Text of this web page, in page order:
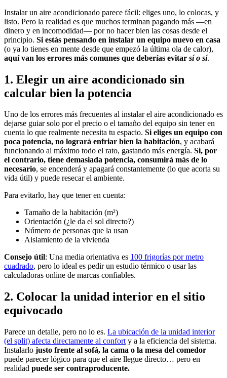
Instalar un aire acondicionado parece fácil: eliges uno, lo colocas, y
listo. Pero la realidad es que muchos terminan pagando más —en
dinero y en incomodidad— por no hacer bien las cosas desde el
principio. Si estás pensando en instalar un equipo nuevo en casa
(o ya lo tienes en mente desde que empezó la última ola de calor),
aquí van los errores más comunes que deberías evitar sí o sí.
1. Elegir un aire acondicionado sin
calcular bien la potencia
Uno de los errores más frecuentes al instalar el aire acondicionado es
dejarse guiar solo por el precio o el tamaño del equipo sin tener en
cuenta lo que realmente necesita tu espacio. Si eliges un equipo con
poca potencia, no logrará enfriar bien la habitación, y acabará
funcionando al máximo todo el rato, gastando más energía. Si, por
el contrario, tiene demasiada potencia, consumirá más de lo
necesario, se encenderá y apagará constantemente (lo que acorta su
vida útil) y puede resecar el ambiente.
Para evitarlo, hay que tener en cuenta:
Tamaño de la habitación (m²)
Orientación (¿le da el sol directo?)
Número de personas que la usan
Aislamiento de la vivienda
Consejo útil: Una media orientativa es 100 frigorías por metro
cuadrado, pero lo ideal es pedir un estudio térmico o usar las
calculadoras online de marcas confiables.
2. Colocar la unidad interior en el sitio
equivocado
Parece un detalle, pero no lo es. La ubicación de la unidad interior
(el split) afecta directamente al confort y a la eficiencia del sistema.
Instalarlo justo frente al sofá, la cama o la mesa del comedor
puede parecer lógico para que el aire llegue directo… pero en
realidad puede ser contraproducente.